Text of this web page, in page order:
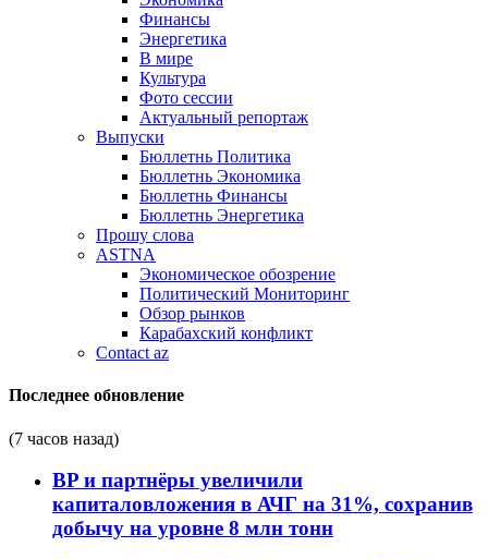
Финансы
Энергетика
В мире
Культура
Фото сессии
Актуальный репортаж
Выпуски
Бюллетнь Политика
Бюллетнь Экономика
Бюллетнь Финансы
Бюллетнь Энергетика
Прошу слова
ASTNA
Экономическое обозрение
Политический Мониторинг
Обзор рынков
Карабахский конфликт
Contact az
Последнее обновление
(7 часов назад)
BP и партнёры увеличили
капиталовложения в АЧГ на 31%, сохранив
добычу на уровне 8 млн тонн